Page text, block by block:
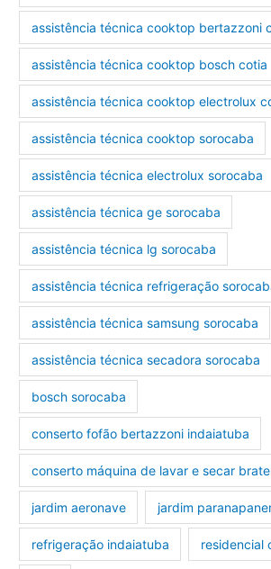
assistência técnica cooktop bertazzoni
assistência técnica cooktop bosch cotia
assistência técnica cooktop electrolux
assistência técnica cooktop sorocaba
assistência técnica electrolux sorocaba
assistência técnica ge sorocaba
assistência técnica lg sorocaba
assistência técnica refrigeração
assistência técnica samsung sorocaba
assistência técnica secadora sorocaba
bosch sorocaba
conserto fofão bertazzoni indaiatuba
conserto máquina de lavar e secar
jardim aeronave jardim
refrigeração indaiatuba residencial